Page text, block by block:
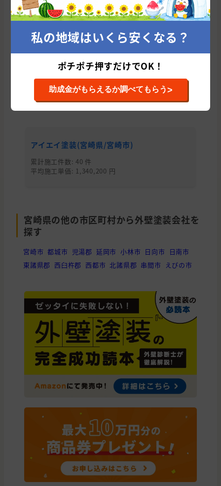
たった10秒であなたに会う優良塗
今すぐ適正相場をチェックする
宮崎市の他のおすすめ外壁塗装会社
アイエイ塗装(宮崎県/宮崎市)
累計施工件数: 40 件
平均施工単価: 1,340,200 円
宮崎県の他の市区町村から外壁塗装会社を
探す
宮崎市 都城市 児湯郡 延岡市 小林市 日向市 日南市
東諸県郡 西臼杵郡 西都市 北諸県郡 串間市 えびの市
私の地域はいくら安くなる？
ポチポチ押すだけでOK！
助成金がもらえるか調べてもらう>